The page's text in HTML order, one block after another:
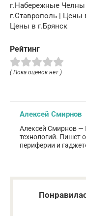
г.Набережные
г.Ставрополь | Цены
Цены в г.Брянск
Рейтинг
( Пока оценок нет )
Алексей Смирнов
Алексей Смирнов —
технологий. Пишет
периферии и